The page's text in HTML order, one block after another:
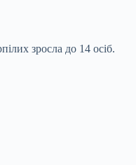
зросла до 14 осіб.